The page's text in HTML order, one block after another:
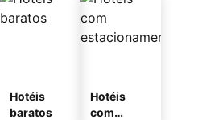
Hotéis
baratos
Hotéis
com